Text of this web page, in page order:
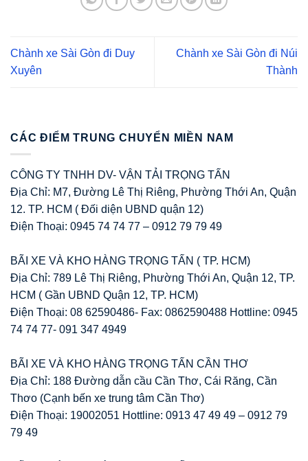
Chành xe Sài Gòn đi Duy
Xuyên
Chành xe Sài Gòn đi Núi
Thành
CÁC ĐIỂM TRUNG CHUYỂN MIỀN NAM
CÔNG TY TNHH DV- VẬN TẢI TRỌNG TẤN
Địa Chỉ: M7, Đường Lê Thị Riêng, Phường Thới An, Quận
12. TP. HCM ( Đối diện UBND quận 12)
Điện Thoại: 0945 74 74 77 – 0912 79 79 49
BÃI XE VÀ KHO HÀNG TRỌNG TẤN ( TP. HCM)
Địa Chỉ: 789 Lê Thị Riêng, Phường Thới An, Quận 12, TP.
HCM ( Gần UBND Quận 12, TP. HCM)
Điện Thoại: 08 62590486- Fax: 0862590488 Hottline: 0945
74 74 77- 091 347 4949
BÃI XE VÀ KHO HÀNG TRỌNG TẤN CẦN THƠ
Địa Chỉ: 188 Đường dẫn cầu Cần Thơ, Cái Răng, Cần
Thơo (Cạnh bến xe trung tâm Cần Thơ)
Điện Thoại: 19002051 Hottline: 0913 47 49 49 – 0912 79
79 49